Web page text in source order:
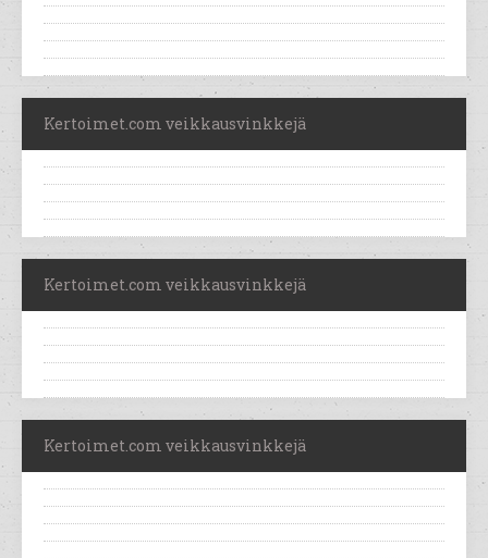
Kertoimet.com veikkausvinkkejä
Kertoimet.com veikkausvinkkejä
Kertoimet.com veikkausvinkkejä